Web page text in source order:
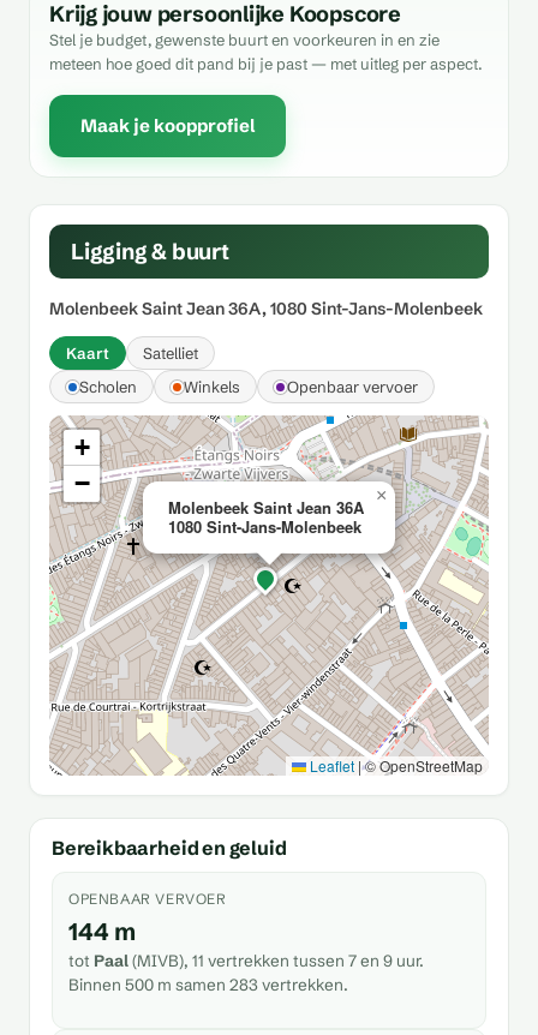
Krijg jouw persoonlijke Koopscore
Stel je budget, gewenste buurt en voorkeuren in en zie
meteen hoe goed dit pand bij je past — met uitleg per aspect.
Maak je koopprofiel
Ligging & buurt
Molenbeek Saint Jean 36A, 1080 Sint-Jans-Molenbeek
Kaart
Satelliet
Scholen
Winkels Openbaar vervoer
Molenbeek Saint Jean 36A
1080 Sint-Jans-Molenbeek
×
+
−
Leaflet |© OpenStreetMap
Bereikbaarheid en geluid
OPENBAAR VERVOER
144 m
tot Paal(MIVB), 11 vertrekken tussen 7 en 9 uur.
Binnen 500 m samen 283 vertrekken.